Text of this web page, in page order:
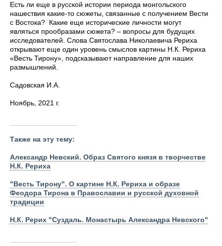
Есть ли еще в русской истории периода монгольского
нашествия какие-то сюжеты, связанные с получением Вести
с Востока? Какие еще исторические личности могут
являться прообразами сюжета? – вопросы для будущих
исследователей. Слова Святослава Николаевича Рериха
открывают еще один уровень смыслов картины Н.К. Рериха
«Весть Тирону», подсказывают направление для наших
размышлений.
Садовская И.А.
Ноябрь, 2021 г.
Также на эту тему:
Александр Невский. Образ Святого князя в творчестве
Н.К. Рериха
"Весть Тирону". О картине Н.К. Рериха и образе
Феодора Тирона в Православии и русской духовной
традиции
Н.К. Рерих "Суздаль. Монастырь Александра Невского"